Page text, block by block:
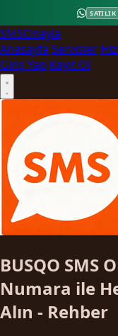
SATILIK
SMSOnayla
Anasayfa Servisler
Giriş Yap Kayıt Ol
BUSQO SMS
Numara ile
Alın - Rehber